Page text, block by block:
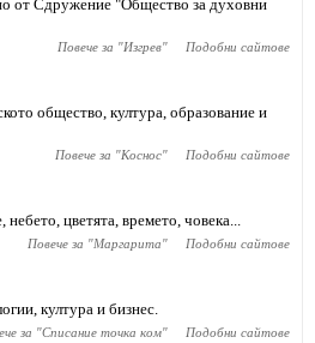
от Сдружение "Общество за духовни
Повече за "Изгрев" Подобни сайтове
общество, култура, образование и
Повече за "Коснос" Подобни сайтове
небето, цветята, времето, човека...
Повече за "Маргарита" Подобни сайтове
култура и бизнес.
за "Списание точка ком" Подобни сайтове